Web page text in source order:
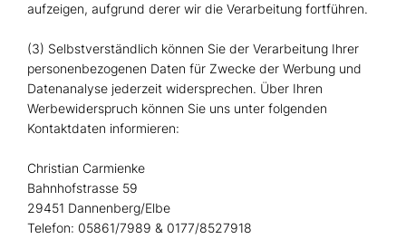
aufzeigen, aufgrund derer wir die Verarbeitung fortführen.
(3) Selbstverständlich können Sie der Verarbeitung Ihrer
personenbezogenen Daten für Zwecke der Werbung und
Datenanalyse jederzeit widersprechen. Über Ihren
Werbewiderspruch können Sie uns unter folgenden
Kontaktdaten informieren:
Christian Carmienke
Bahnhofstrasse 59
29451 Dannenberg/Elbe
Telefon: 05861/7989 & 0177/8527918